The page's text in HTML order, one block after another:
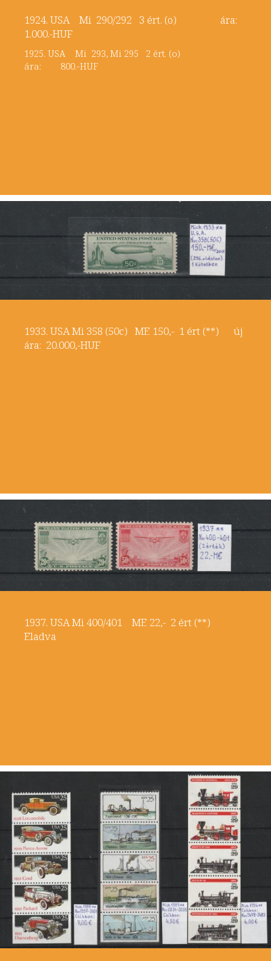
1924. USA Mi 290/292 3 ért. (o) ára:
1.000.-HUF
1925. USA Mi 293, Mi 295 2 ért. (o)
ára: 800.-HUF
1933. USA Mi 358 (50c) ME 150,- 1 ért (**) új
ára: 20.000,-HUF
1937. USA Mi 400/401 ME 22,- 2 ért (**)
Eladva